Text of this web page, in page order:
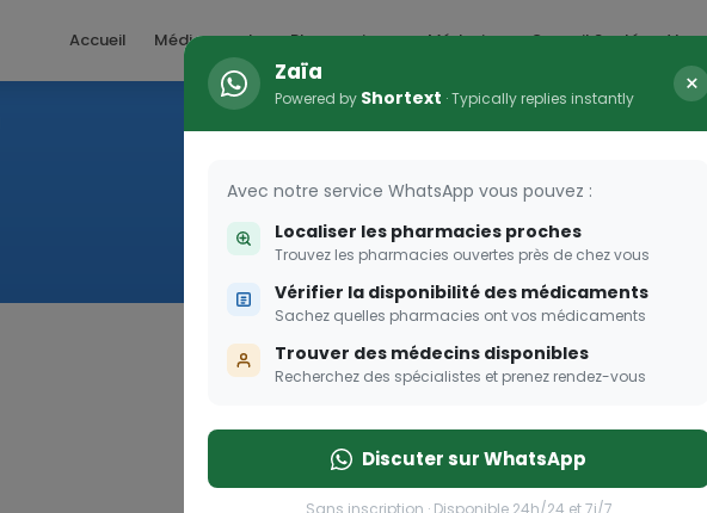
Accueil Médicaments Pharmacies Médecins Conseil Santé
Zaïa
Powered by Shortext · Typically replies instantly ×
Avec notre service WhatsApp vous pouvez :
Localiser les pharmacies proches
Trouvez les pharmacies ouvertes près de chez vous
Vérifier la disponibilité des médicaments
Sachez quelles pharmacies ont vos médicaments
Trouver des médecins disponibles
Recherchez des spécialistes et prenez rendez-vous
Discuter sur WhatsApp
Sans inscription · Disponible 24h/24 et 7j/7